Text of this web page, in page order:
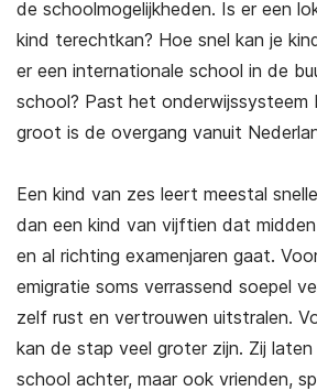
de schoolmogelijkheden. Is er een
kind terechtkan? Hoe snel kan je
er een internationale school in de
school? Past het onderwijssysteem
groot is de overgang vanuit
Een kind van zes leert meestal
dan een kind van vijftien dat
en al richting examenjaren gaat.
emigratie soms verrassend soepel
zelf rust en vertrouwen uitstralen.
kan de stap veel groter zijn. Zij laten
school achter, maar ook vrienden,